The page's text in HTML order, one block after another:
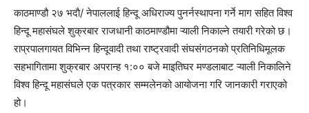
काठमाण्डौ २७ भदाै/ नेपाललाई हिन्दू अधिराज्य पुनर्नस्थापना गर्ने माग सहित विश्व
हिन्दू महासंघले शुक्रबार राजधानी काठमाण्डौमा ऱ्याली निकाल्ने तयारी गरेको छ।
राप्रपालगायत विभिन्न हिन्दूवादी तथा राष्ट्रवादी संघसंगठनको प्रतिनिधिमूलक
सहभागितामा शुक्रबार अपरान्ह १:०० बजे माइतिघर मण्डलाबाट ऱ्याली निकालिने
विश्व हिन्दू महासंघले एक पत्रकार सम्मलेनको आयोजना गरि जानकारी गराएको
हो।